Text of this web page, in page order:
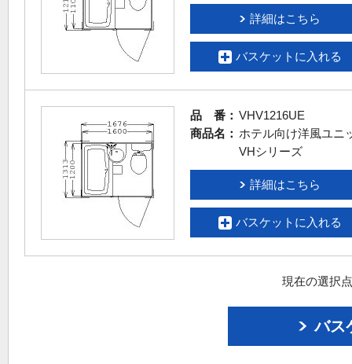
詳細はこちら
バスケットに入れる
品 番： VHV1216UE
商品名： ホテル向け洋風ユニ
VHシリーズ
詳細はこちら
バスケットに入れる
現在の選択
バス